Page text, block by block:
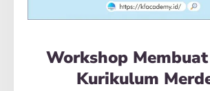
Workshop
Kurikulum